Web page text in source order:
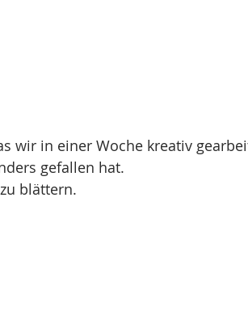
wir in einer Woche kreativ
gefallen hat.
blättern.